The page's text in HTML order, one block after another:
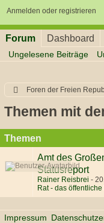
Anmelden oder registrieren
Forum Dashboard
Ungelesene Beiträge
Foren der Freien
Themen mit
Themen
Amt des
Statusreport
Rainer Reisbrei -
Rat - das öffentliche
Impressum